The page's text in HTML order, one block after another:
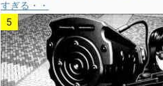
すぎる・・